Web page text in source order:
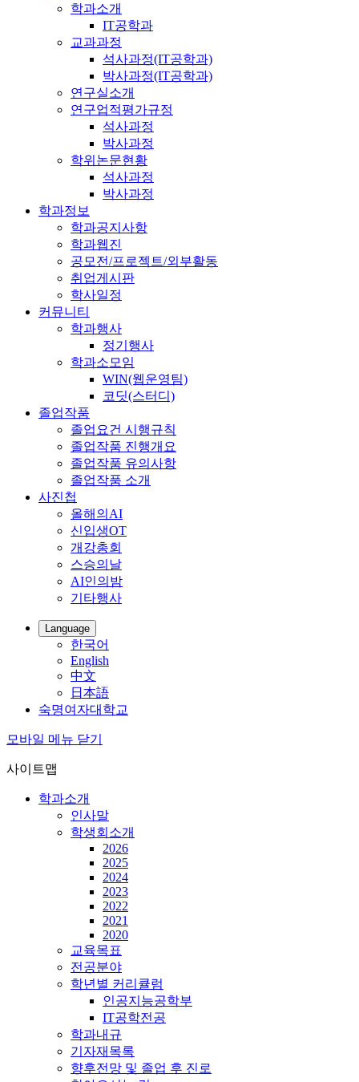
학과소개
IT공학과
교과과정
석사과정(IT공학과)
박사과정(IT공학과)
연구실소개
연구업적평가규정
석사과정
박사과정
학위논문현황
석사과정
박사과정
학과정보
학과공지사항
학과웹진
공모전/프로젝트/외부활동
취업게시판
학사일정
커뮤니티
학과행사
정기행사
학과소모임
WIN(웹운영팀)
코딧(스터디)
졸업작품
졸업요건 시행규칙
졸업작품 진행개요
졸업작품 유의사항
졸업작품 소개
사진첩
올해의AI
신입생OT
개강총회
스승의날
AI인의밤
기타행사
Language
한국어
English
中文
日本語
숙명여자대학교
모바일 메뉴 닫기
사이트맵
학과소개
인사말
학생회소개
2026
2025
2024
2023
2022
2021
2020
교육목표
전공분야
학년별 커리큘럼
인공지능공학부
IT공학전공
학과내규
기자재목록
향후전망 및 졸업 후 진로